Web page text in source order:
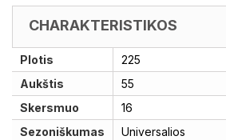
CHARAKTERISTIKOS
Plotis
225
Aukštis
55
Skersmuo
16
Sezoniškumas
Universalios